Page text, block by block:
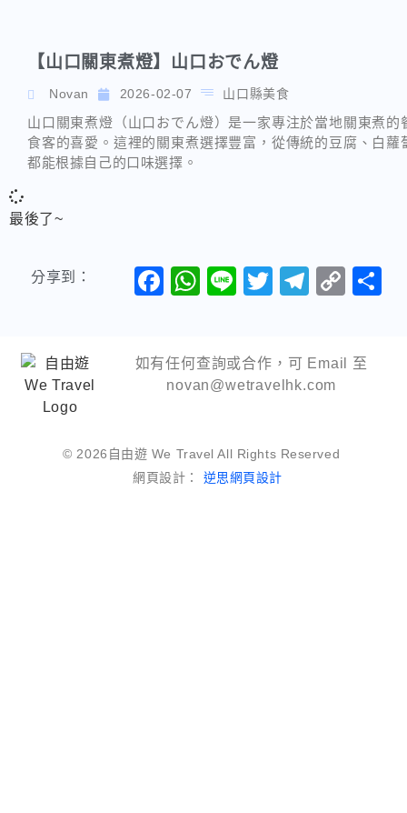
【山口關東煮燈】山口おでん燈
Novan 2026-02-07 山口縣美食
山口關東煮燈（山口おでん燈）是一家專注於當地關東煮
食客的喜愛。這裡的關東煮選擇豐富，從傳統的豆腐、白
都能根據自己的口味選擇。
最後了~
分享到： Facebook
WhatsApp
LineTwitter
如有任何查詢或合作，可 Email 至
novan@wetravelhk.com
© 2026自由遊 We Travel All Rights Reserved
網頁設計：
逆思網頁設計